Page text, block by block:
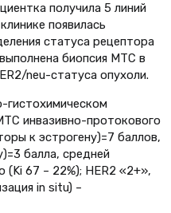
получила 5 линий
появилась
статуса рецептора
биопсия МТС в
neu-статуса опухоли.
гистохимическом
инвазивно-протокового
к эстрогену)=7 баллов,
балла, средней
(Ki 67 – 22%); НЕR2 «2+»,
in situ) –